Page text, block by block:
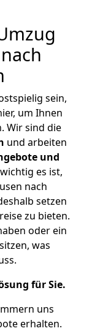
sein,
um Ihnen
Wir sind die
und arbeiten
und
es ist,
nach
setzen
zu bieten.
oder ein
was
für Sie.
uns
erhalten.